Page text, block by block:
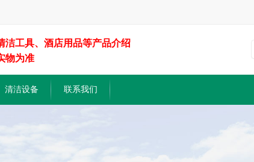
洁工具、酒店用品等产品介绍
物为准
清洁设备 联系我们